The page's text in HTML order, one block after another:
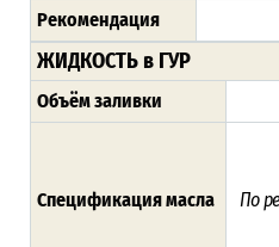
Рекомендация
ЖИДКОСТЬ в ГУР
Объём заливки
Спецификация масла
По